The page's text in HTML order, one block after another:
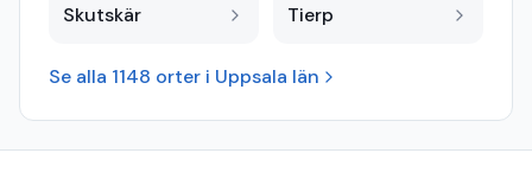
Skutskär Tierp
Se alla 1148 orter i Uppsala län